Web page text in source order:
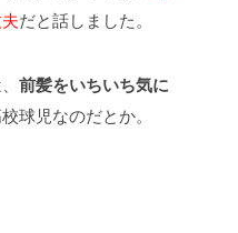
だと話しました。
前髪をいちいち気に
球児なのだとか。